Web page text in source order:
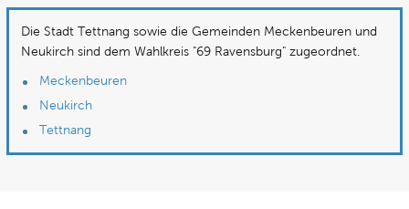
Die Stadt Tettnang sowie die Gemeinden Meckenbeuren und
Neukirch sind dem Wahlkreis "69 Ravensburg" zugeordnet.
Meckenbeuren
Neukirch
Tettnang